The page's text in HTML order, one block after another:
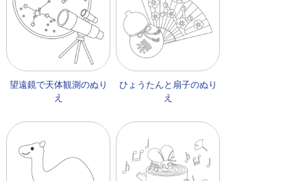
望遠鏡で天体観測のぬり
え
ひょうたんと扇子のぬり
え